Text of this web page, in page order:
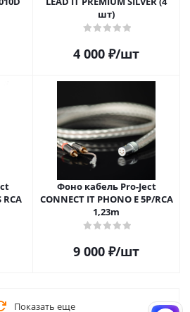
шт)
4 000 ₽/шт
RCA
Фоно кабель Pro-Ject
CONNECT IT PHONO E 5P/RCA
1,23m
9 000 ₽/шт
Показать еще